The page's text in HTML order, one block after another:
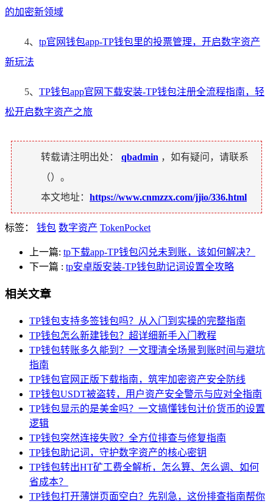
的加密新领域
4、 tp官网钱包app-TP钱包里的投票管理，开启数字资产
新玩法
5、 TP钱包app官网下载安装-TP钱包注册全流程指南，轻
松开启数字资产之旅
转载请注明出处： qbadmin ，如有疑问，请联系
（）。
本文地址： https://www.cnmzzx.com/jjio/336.html
标签： 钱包 数字资产 TokenPocket
上一篇: tp下载app-TP钱包闪兑未到账，该如何解决？
下一篇 : tp安卓版安装-TP钱包助记词设置全攻略
相关文章
TP钱包支持多签钱包吗？从入门到实操的完整指南
TP钱包怎么新建钱包？超详细新手入门教程
TP钱包转账多久能到？一文理清全场景到账时间与避坑
指南
TP钱包官网正版下载指南，筑牢加密资产安全防线
TP钱包USDT被盗转，用户资产安全警示与应对全指南
TP钱包显示的是美金吗？一文搞懂钱包计价货币的设置
逻辑
TP钱包突然连接失败？全方位排查与修复指南
TP钱包助记词，守护数字资产的核心密钥
TP钱包转出HT矿工费全解析，怎么算、怎么调、如何
省成本？
TP钱包打开薄饼页面空白？先别急，这份排查指南帮你